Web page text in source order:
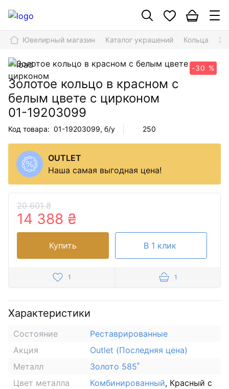
Ювелирный магазин Каталог украшений Кольца
-30 %
Золотое кольцо в красном с
белым цвете с цирконом
01-19203099
Код товара: 01-19203099, б/у 250
OUTLET
Наша самая выгодная цена!
20 601 ₴
14 388 ₴
Купить В 1 клик
1 1
Характеристики
Состояние
Реставрированные
Акция
Outlet (Последняя цена)
Металл
Золото 585˚
Цвет металла
Комбинированный, Красный с